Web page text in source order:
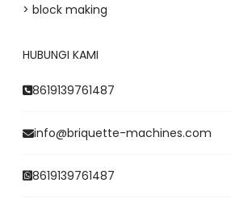
> block making
HUBUNGI KAMI
8619139761487
info@briquette-machines.com
8619139761487